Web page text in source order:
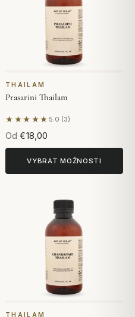
THAILAM
Prasarini Thailam
★★★★★ 5.0 (3)
Na základě 3 hodnocení
Od €18,00
VYBRAT MOŽNOSTI
THAILAM